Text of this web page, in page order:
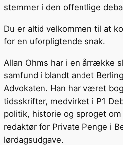
stemmer i den offentlige
Du er altid velkommen til at
for en uforpligtende snak.
Allan Ohms har i en årrække
samfund i blandt andet
Advokaten. Han har været
tidsskrifter, medvirket i P1
politik, historie og sproget
redaktør for Private Penge i
lørdagsudgave.